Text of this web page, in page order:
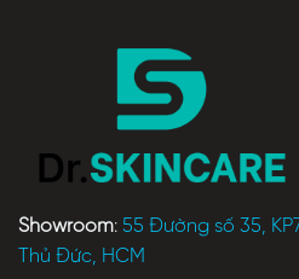
Showroom: 55 Đường số 35,
Thủ Đức, HCM